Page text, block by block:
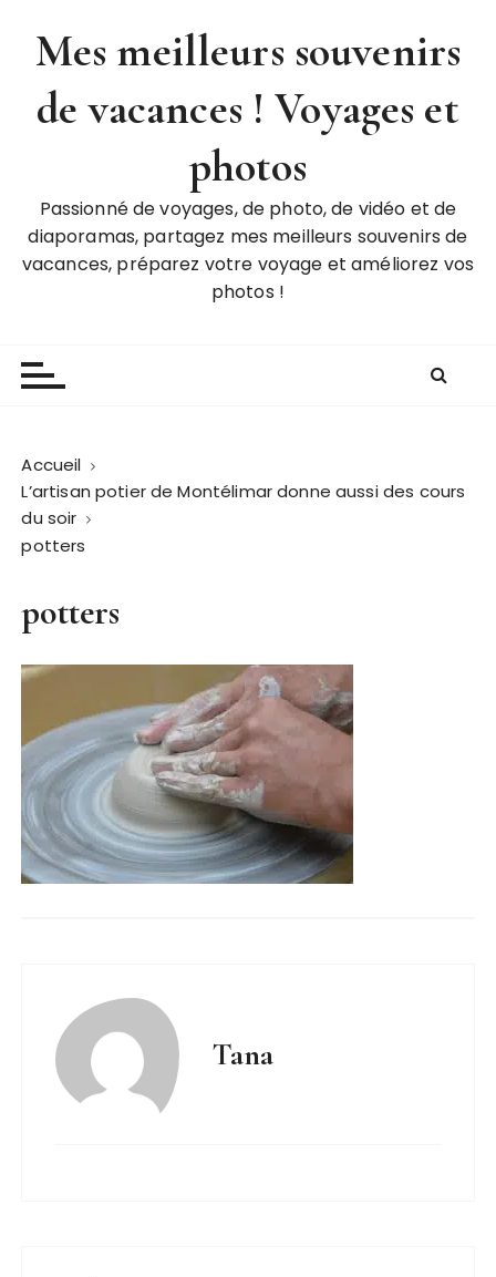
Mes meilleurs souvenirs
de vacances ! Voyages et
photos
Passionné de voyages, de photo, de vidéo et de
diaporamas, partagez mes meilleurs souvenirs de
vacances, préparez votre voyage et améliorez vos
photos !
Accueil
L’artisan potier de Montélimar donne aussi des cours
du soir
potters
potters
Tana